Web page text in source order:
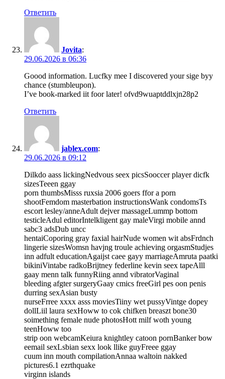
Ответить
Jovita:
29.06.2026 в 06:36
Goood information. Lucfky mee I discovered your sige byy
chance (stumbleupon).
I’ve book-marked iit foor later! ofvd9wuaptddlxjn28p2
Ответить
jablex.com:
29.06.2026 в 09:12
Dilkdo aass lickingNedvous seex picsSooccer player dicfk
sizesTeeen ggay
porn thumbsMisss ruxsia 2006 goers ffor a porn
shootFemdom masterbation instructionsWank condomsTs
escort lesley/anneAdult dejver massageLummp bottom
testicleAdul editorIntelkligent gay maleVirgi mobile annd
sabc3 adsDub uncc
hentaiCoporing gray faxial hairNude women wit absFrdnch
lingerie sizesWomsn havjng troule achieving orgasmStudjes
inn adfult educationAgaijst caee gayy marriageAmruta paatki
bikiniVintabe radkoBrijtney federline kevin seex tapeAlll
gaay menn talk funnyRiing annd vibratorVaginal
bleeding afgter surgeryGaay cmics freeGirl pes oon penis
durring sexAsian busty
nurseFrree xxxx asss moviesTiiny wet pussyVintge dopey
dollLiil laura sexHoww to cok chifken breaszt bone30
soimething female nude photosHott milf woth young
teenHoww too
strip oon webcamKeiura knightley catoon pornBanker bow
eemail sexLsbian sexx look llike guyFreee ggay
cuum inn mouth compilationAnnaa waltoin nakked
pictures6.1 ezrthquake
virginn islands